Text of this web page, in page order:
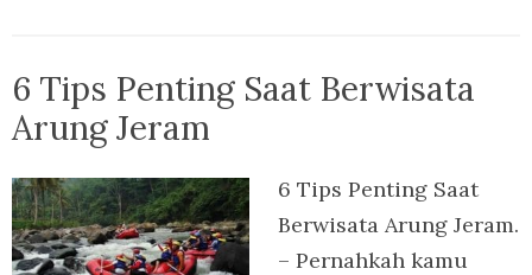
6 Tips Penting Saat Berwisata
Arung Jeram
6 Tips Penting Saat
Berwisata Arung Jeram.
– Pernahkah kamu